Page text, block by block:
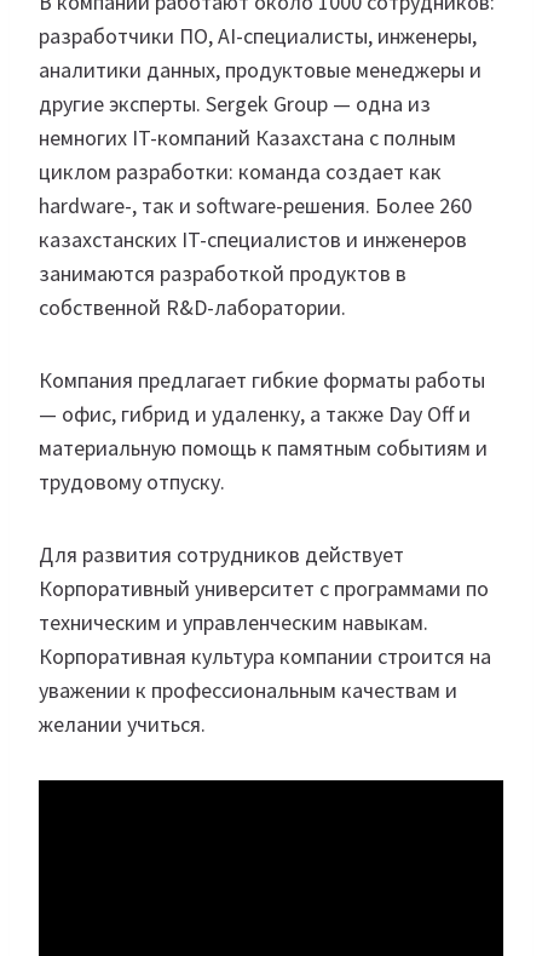
разработчики ПО, AI-специалисты, инженеры,
аналитики данных, продуктовые менеджеры и
другие эксперты. Sergek Group — одна из
немногих IT-компаний Казахстана с полным
циклом разработки: команда создает как
hardware-, так и software-решения. Более 260
казахстанских IT-специалистов и инженеров
занимаются разработкой продуктов в
собственной R&D-лаборатории.
Компания предлагает гибкие форматы работы
— офис, гибрид и удаленку, а также Day Off и
материальную помощь к памятным событиям и
трудовому отпуску.
Для развития сотрудников действует
Корпоративный университет с программами по
техническим и управленческим навыкам.
Корпоративная культура компании строится на
уважении к профессиональным качествам и
желании учиться.